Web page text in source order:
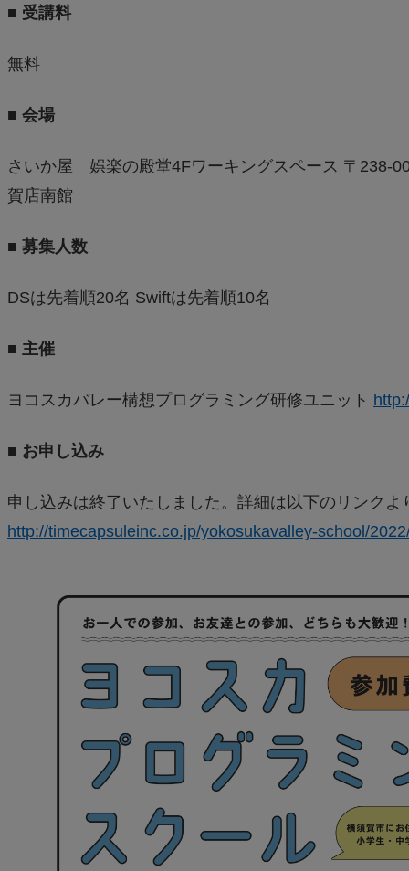
■ 受講料
無料
■ 会場
さいか屋 娯楽の殿堂4Fワーキングスペース 〒238-
賀店南館
■ 募集人数
DSは先着順20名 Swiftは先着順10名
■ 主催
ヨコスカバレー構想プログラミング研修ユニット
■ お申し込み
申し込みは終了いたしました。詳細は以下のリンク
http://timecapsuleinc.co.jp/yokosukavalley-school/